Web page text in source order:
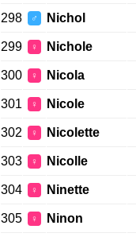
298 ♂ Nichol
299 ♀ Nichole
300 ♀ Nicola
301 ♀ Nicole
302 ♀ Nicolette
303 ♀ Nicolle
304 ♀ Ninette
305 ♀ Ninon